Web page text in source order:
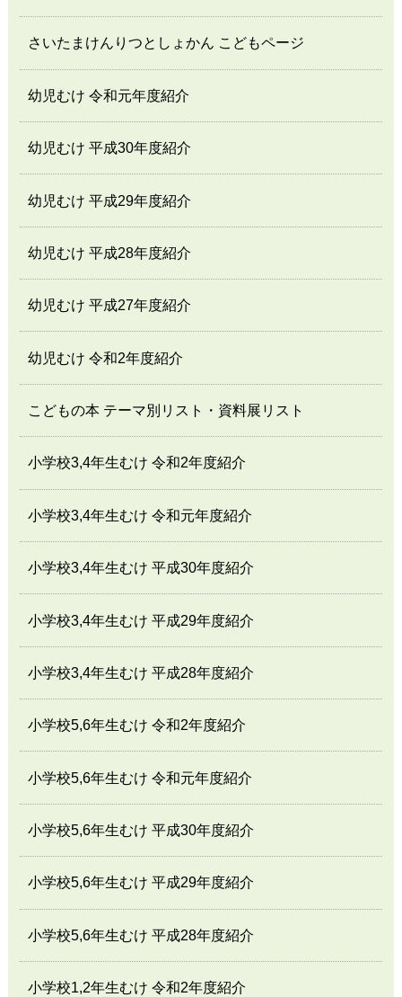
さいたまけんりつとしょかん こどもページ
幼児むけ 令和元年度紹介
幼児むけ 平成30年度紹介
幼児むけ 平成29年度紹介
幼児むけ 平成28年度紹介
幼児むけ 平成27年度紹介
幼児むけ 令和2年度紹介
こどもの本 テーマ別リスト・資料展リスト
小学校3,4年生むけ 令和2年度紹介
小学校3,4年生むけ 令和元年度紹介
小学校3,4年生むけ 平成30年度紹介
小学校3,4年生むけ 平成29年度紹介
小学校3,4年生むけ 平成28年度紹介
小学校5,6年生むけ 令和2年度紹介
小学校5,6年生むけ 令和元年度紹介
小学校5,6年生むけ 平成30年度紹介
小学校5,6年生むけ 平成29年度紹介
小学校5,6年生むけ 平成28年度紹介
小学校1,2年生むけ 令和2年度紹介